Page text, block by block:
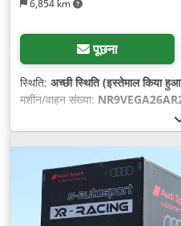
6,854 km
पूछना
स्थिति: अच्छी स्थिति (इस्तेमाल किया
मशीन/वाहन संख्या:
,
2 धुरे, अनुमत धुरी भार (धुरी 1):10,000
10,000 किग्रा, प्रथम पंजीकरण:01/
02/2027, लोडिंग स्पेस की लंबाई:
2,550 मिमी, सस्पेंशन: हवा, टायर का
स्थिति:
70 प्रतिशत, अधिकतम गति:90
ब्रेक वाला ट्रेलर, निर्माण वर्ष: 2024,